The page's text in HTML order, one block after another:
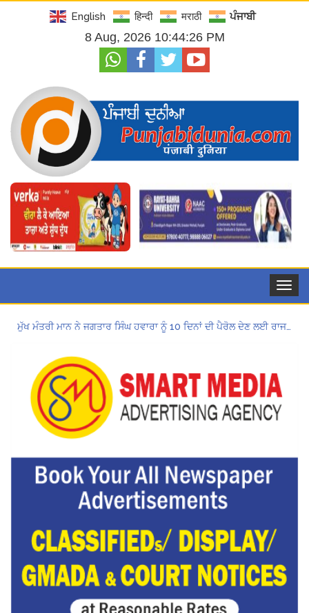
English हिन्दी मराठी ਪੰਜਾਬੀ
8 Aug, 2026 10:44:27 PM
Toggle
ਮੁੱਖ ਮੰਤਰੀ ਮਾਨ ਨੇ ਜਗਤਾਰ ਸਿੰਘ ਹਵਾਰਾ ਨੂੰ 10 ਦਿਨਾਂ ਦੀ ਪੈਰੋਲ ਦੇਣ ਲਈ ਰਾਜਪਾਲ ਨੂੰ ਲਿਖਿਆ ਪੱਤਰ
Hukamnama Sri Darbar Sahib, Amritsar – Punjabi Dunia
CM ਮਾਨ ਨੇ 866 ਨੌਜਵਾਨਾਂ ਨੂੰ ਸਰਕਾਰੀ ਨੌਕਰੀਆਂ ਦੇ ਨਿਯੁਕਤੀ ਪੱਤਰ ਸੌਂਪੇ